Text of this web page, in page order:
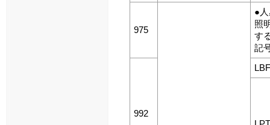
975
●
照
す
記
992